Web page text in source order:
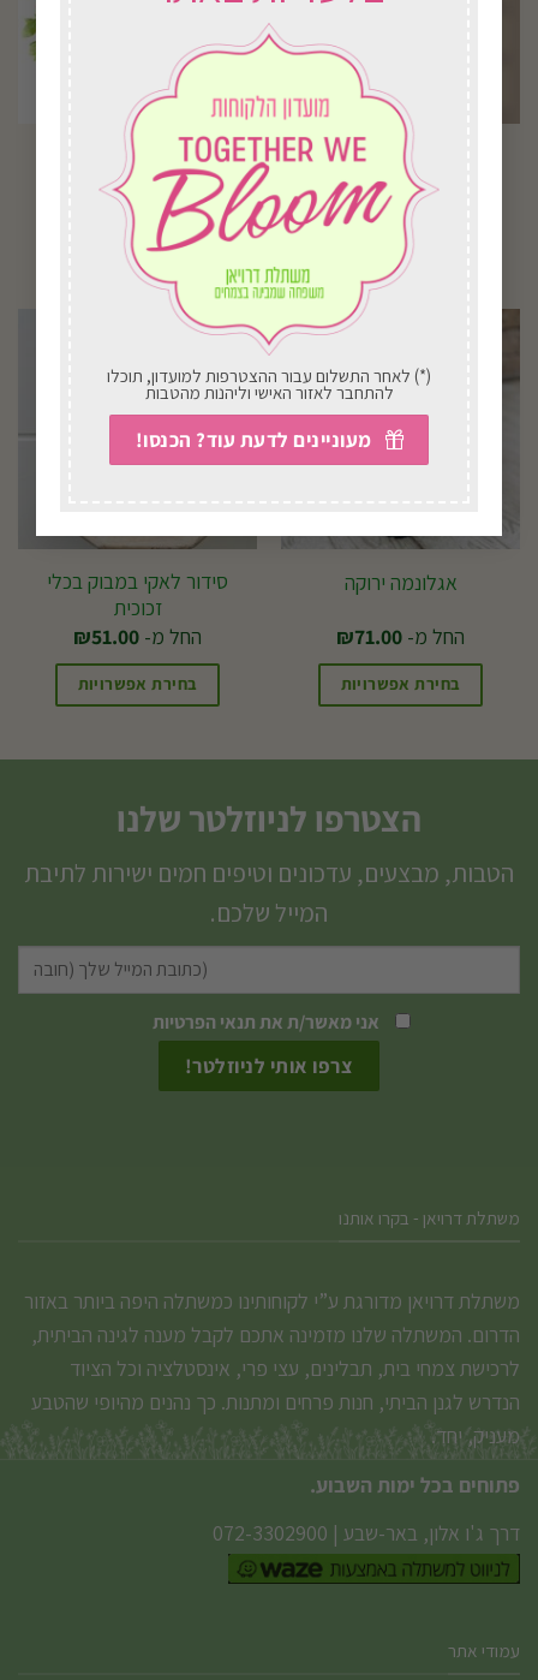
(*) לאחר התשלום עבור ההצטרפות למועדון, תוכלו
להתחבר לאזור האישי וליהנות מהטבות
מעוניינים לדעת עוד? הכנסו!
הקופסה הקלאסית
₪304.00
בחירת אפשרויות
זר אבל שורת פרחים
₪182.00
בחירת אפשרויות
אגלונמה ירוקה
החל מ-
₪71.00
בחירת אפשרויות
זה
מספר
ניתן
האפשרויות
בעמוד
סידור לאקי במבוק בכלי
זכוכית
החל מ-
₪51.00
בחירת אפשרויות
זה
מספר
ניתן
את
האפשרויות
הצטרפו לניוזלטר שלנו
הטבות, מבצעים, עדכונים וטיפים חמים ישירות לתיבת
המייל שלכם.
אני מאשר/ת אתתנאי הפרטיות
משתלת דרויאן - בקרו אותנו
משתלת דרויאן מדורגת ע”י לקוחותינו כמשתלה היפה ביותר באזור
הדרום. המשתלה שלנו מזמינה אתכם לקבל מענה לגינה הביתית,
לרכישת צמחי בית, תבלינים, עצי פרי, אינסטלציה וכל הציוד
הנדרש לגנן הביתי, חנות פרחים ומתנות. כך נהנים מהיופי שהטבע
מעניק, יחד.
פתוחים בכל ימות השבוע.
דרך ג'ו אלון, באר-שבע |
072-3302900
עמודי אתר